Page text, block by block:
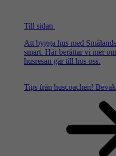
Till sidan
Att bygga hus med
smart. Här berättar vi mer
husresan går till hos oss.
Tips från huscoachen!